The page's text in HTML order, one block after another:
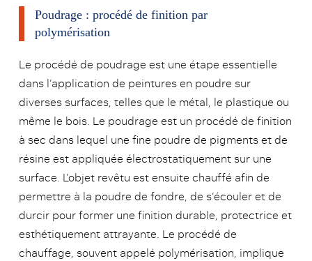
Poudrage : procédé de finition par
polymérisation
Le procédé de poudrage est une étape essentielle
dans l’application de peintures en poudre sur
diverses surfaces, telles que le métal, le plastique ou
même le bois. Le poudrage est un procédé de finition
à sec dans lequel une fine poudre de pigments et de
résine est appliquée électrostatiquement sur une
surface. L’objet revêtu est ensuite chauffé afin de
permettre à la poudre de fondre, de s’écouler et de
durcir pour former une finition durable, protectrice et
esthétiquement attrayante. Le procédé de
chauffage, souvent appelé polymérisation, implique